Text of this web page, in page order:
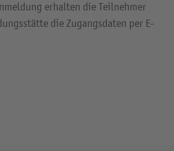
erhalten die Teilnehmer
die Zugangsdaten per E-